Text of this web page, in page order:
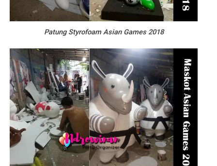
Patung Styrofoam Asian Games 2018